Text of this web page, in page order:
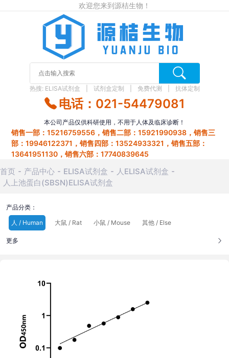
欢迎您来到源桔生物！
热搜: ELISA试剂盒 试剂盒定制 免费代测 抗体定制
电话：021-54479081
本公司产品仅供科研使用，不用于人体及临床诊断！
销售一部：15216759556，销售二部：15921990938，销售三
部：19946122371，销售四部：13524933321，销售五部：
13641951130，销售六部：17740839645
首页 产品中心 ELISA试剂盒
人ELISA试剂盒
人上池蛋白(SBSN)ELISA试剂盒
产品分类：
人 / Human
大鼠 / Rat 小鼠 / Mouse 其他 / Else
更多